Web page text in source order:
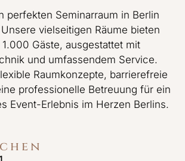
perfekten Seminarraum in Berlin
vielseitigen Räume bieten
Gäste, ausgestattet mit
und umfassendem Service.
Raumkonzepte, barrierefreie
professionelle Betreuung für ein
Event-Erlebnis im Herzen Berlins.